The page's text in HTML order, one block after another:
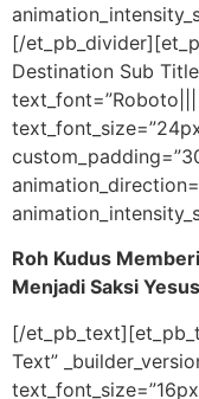
[/
Destination Sub
Roh Kudus
Menjadi Saksi Yesus
[/
Text”